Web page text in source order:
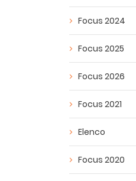
Focus 2024
Focus 2025
Focus 2026
Focus 2021
Elenco
Focus 2020